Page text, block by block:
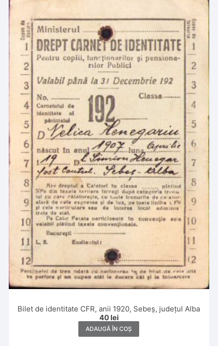
Bilet de identitate CFR, anii 1920, Sebeș, județul Alba
40 lei
ADAUGĂ ÎN COȘ